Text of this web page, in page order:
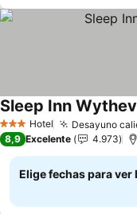
3 Estrellas
Hotel Desayuno
Sleep Inn
8,9 Excelente 4.973
Elige fechas para